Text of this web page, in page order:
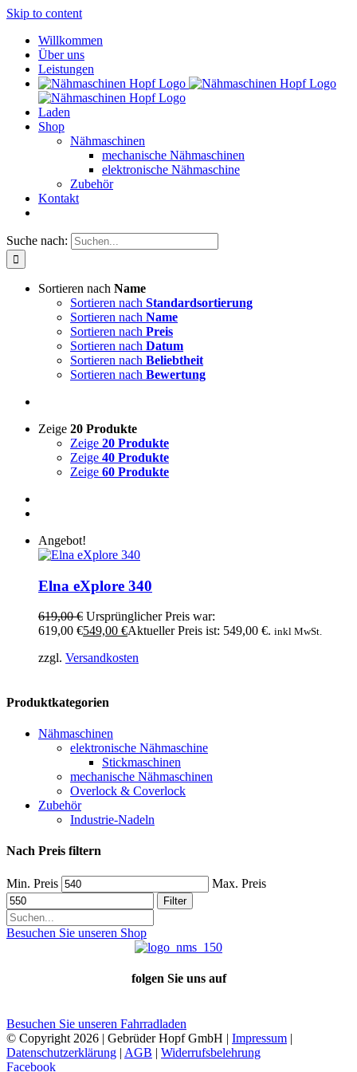
Skip to content
Willkommen
Über uns
Leistungen
Laden
Shop
Nähmaschinen
mechanische Nähmaschinen
elektronische Nähmaschine
Zubehör
Kontakt
Suche nach:
Sortieren nach Name
Sortieren nach Standardsortierung
Sortieren nach Name
Sortieren nach Preis
Sortieren nach Datum
Sortieren nach Beliebtheit
Sortieren nach Bewertung
Zeige 20 Produkte
Zeige 20 Produkte
Zeige 40 Produkte
Zeige 60 Produkte
Angebot!
Elna eXplore 340
619,00€ Ursprünglicher Preis war:
619,00 €549,00 €Aktueller Preis ist: 549,00 €. inkl MwSt.
zzgl. Versandkosten
Produktkategorien
Nähmaschinen
elektronische Nähmaschine
Stickmaschinen
mechanische Nähmaschinen
Overlock & Coverlock
Zubehör
Industrie-Nadeln
Nach Preis filtern
Min. Preis Max. Preis
Filter
Besuchen Sie unseren Shop
folgen Sie uns auf
Besuchen Sie unseren Fahrradladen
© Copyright 2026 | Gebrüder Hopf GmbH | Impressum |
Datenschutzerklärung | AGB | Widerrufsbelehrung
Facebook